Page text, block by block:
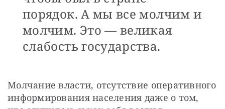
порядок. А мы все молчим и
молчим. Это — великая
слабость государства.
Молчание власти, отсутствие оперативного
информирования населения даже о том,